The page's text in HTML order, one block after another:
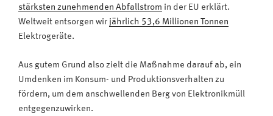
stärksten zunehmenden Abfallstrom in der EU erklärt.
Weltweit entsorgen wir jährlich 53,6 Millionen Tonnen
Elektrogeräte.
Aus gutem Grund also zielt die Maßnahme darauf ab, ein
Umdenken im Konsum- und Produktionsverhalten zu
fördern, um dem anschwellenden Berg von Elektronikmüll
entgegenzuwirken.